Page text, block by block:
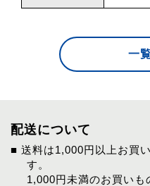
一
配送について
■ 送料は1,000円以上お買
す。
1,000円未満のお買い